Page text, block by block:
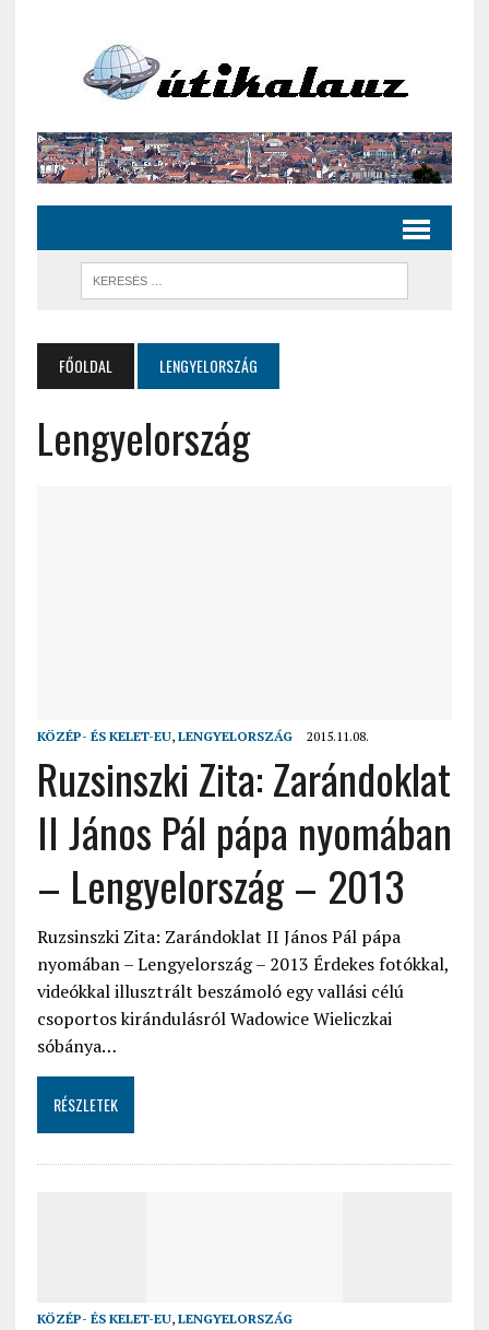
FŐOLDAL LENGYELORSZÁG
Lengyelország
KÖZÉP- ÉS KELET-EU, LENGYELORSZÁG 2015.11.08.
Ruzsinszki Zita: Zarándoklat
II János Pál pápa nyomában
– Lengyelország – 2013
Ruzsinszki Zita: Zarándoklat II János Pál pápa
nyomában – Lengyelország – 2013 Érdekes fotókkal,
videókkal illusztrált beszámoló egy vallási célú
csoportos kirándulásról Wadowice Wieliczkai
sóbánya…
RÉSZLETEK
KÖZÉP- ÉS KELET-EU, LENGYELORSZÁG